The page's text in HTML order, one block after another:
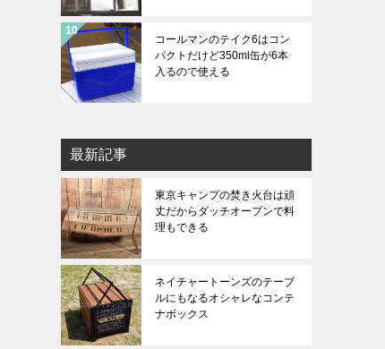
コールマンのテイク6はコン
パクトだけど350ml缶が6本
入るので使える
最新記事
東京キャンプの焚き火台は頑
丈だからダッチオープンで料
理もできる
ネイチャートーンズのテーブ
ルにもなるオシャレなコンテ
ナボックス